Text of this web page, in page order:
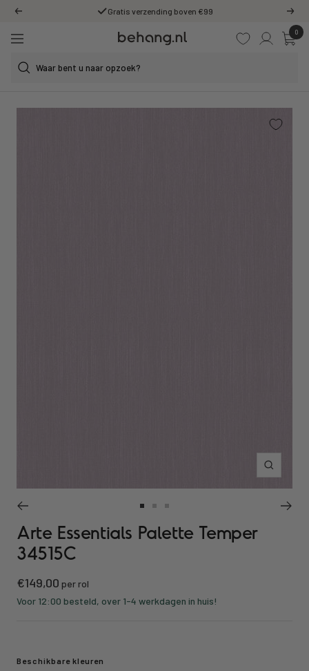
naar
content
Vorige Gratis verzending boven €99
0
Behang.nl
Navigatie
Inzoomen
naarnaarnaar
Arte Essentials Palette Temper
34515C
Kortings
prijs
€149,00 per rol
Voor 12:00 besteld, over 1-4 werkdagen in huis!
Beschikbare kleuren